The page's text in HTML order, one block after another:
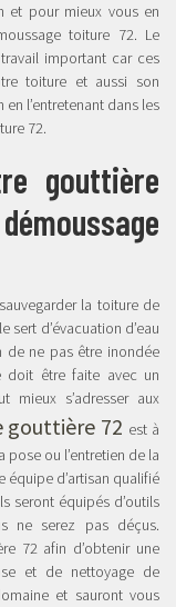
et pour mieux vous en
toiture 72. Le
important car ces
toiture et aussi son
l’entretenant dans les
72.
gouttière
la toiture de
d’évacuation d’eau
ne pas être inondée
doit être faite avec un
s’adresser aux
gouttière 72 est à
ou l’entretien de la
équipe d’artisan qualifié
seront équipés d’outils
ne serez pas déçus.
72 afin d’obtenir une
et de nettoyage de
et sauront vous